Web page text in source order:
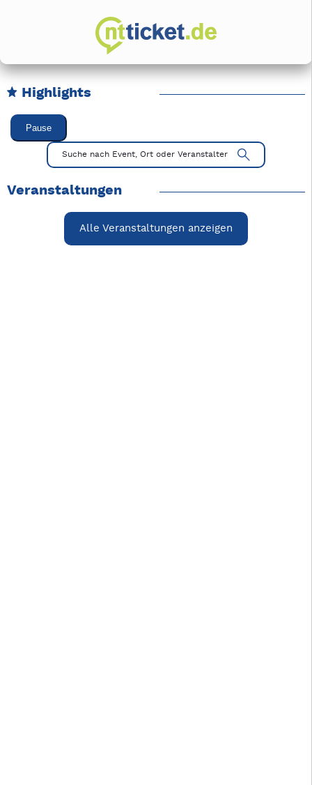
Highlights
Karussell Veranstaltungen überspringen
Pause
Mit Tab zu den Steuerelementen wechseln. Mit Pfeiltasten
Suche nach Event, Ort oder Veranstalter
Veranstaltungen
Alle Veranstaltungen anzeigen